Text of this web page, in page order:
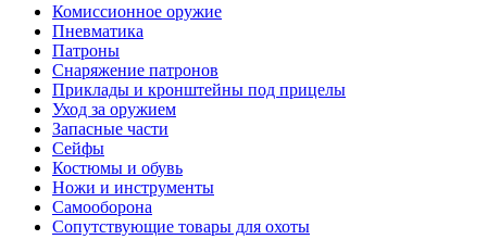
Комиссионное оружие
Пневматика
Патроны
Снаряжение патронов
Приклады и кронштейны под прицелы
Уход за оружием
Запасные части
Сейфы
Костюмы и обувь
Ножи и инструменты
Самооборона
Сопутствующие товары для охоты